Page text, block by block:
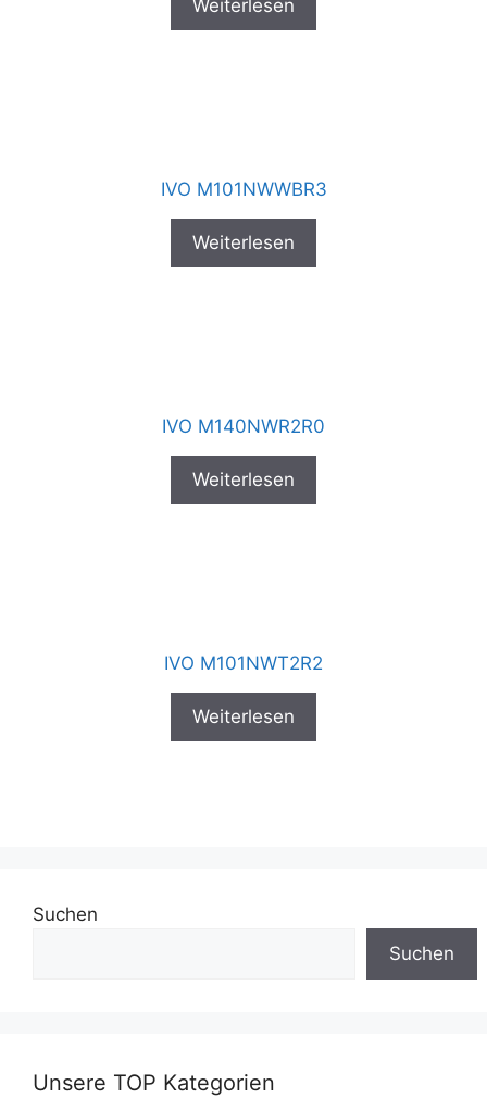
Weiterlesen
IVO M101NWWBR3
Weiterlesen
IVO M140NWR2R0
Weiterlesen
IVO M101NWT2R2
Weiterlesen
Suchen
Suchen
Unsere TOP Kategorien